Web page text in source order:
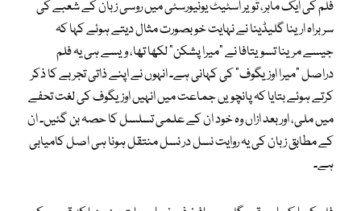
فلم کی ایک ماہر، تُوَیر اسٹیٹ یونیورسٹی میں روسی زبان کے شعبے کی
سربراہ ارینا گلیڈینا نے نہایت خوبصورت مثال دیتے ہوئے کہا کہ
جیسے مرینا تسویتافا نے “میرا پشکن” لکھا تھا، ویسے ہی یہ فلم
دراصل “میرا اوزیگوف” کی کہانی ہے۔ انہوں نے اپنے ذاتی تجربے کا ذکر
کرتے ہوئے بتایا کہ پانچویں جماعت میں انہیں اوزیگوف کی لغت تحفے
میں ملی، اور بعد ازاں وہ خود ان کے علمی تسلسل کا حصہ بن گئیں۔ ان
کے مطابق زبان کی یہ روایت نسل در نسل منتقل ہونا ہی اصل کامیابی
ہے۔